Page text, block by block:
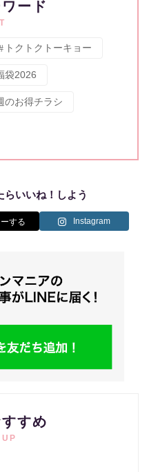
ード
トクトクトーキョー
袋2026
のお得チラシ
らいいね！しよう
Instagram
すめ